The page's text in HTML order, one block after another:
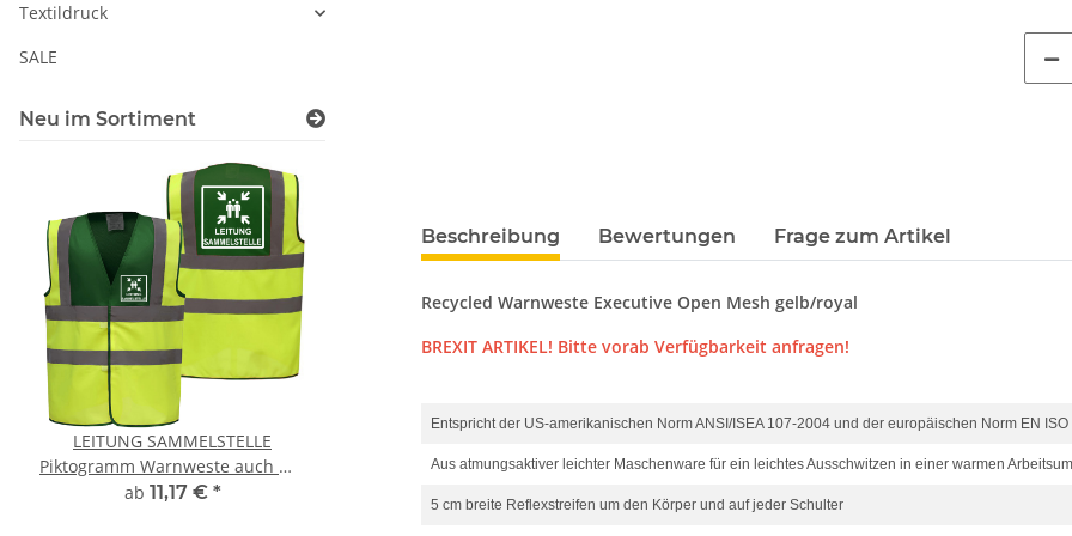
Beschreibung Bewertungen Frage zum Artikel
Recycled Warnweste Executive Open Mesh gelb/royal
BREXIT ARTIKEL! Bitte vorab Verfügbarkeit anfragen!
Entspricht der US-amerikanischen Norm ANSI/ISEA 107-2004 und der europäischen Norm EN
Aus atmungsaktiver leichter Maschenware für ein leichtes Ausschwitzen in einer warmen
5 cm breite Reflexstreifen um den Körper und auf jeder Schulter
Textildruck
SALE
Neu im Sortiment
LEITUNG SAMMELSTELLE
Piktogramm Warnweste auch mit
vielen Taschen S-3XL
ab 11,17 € *
farbig 1000ml inkl.
Premium B&C Inspire #190
Druckposition CMYK
Piktogramm